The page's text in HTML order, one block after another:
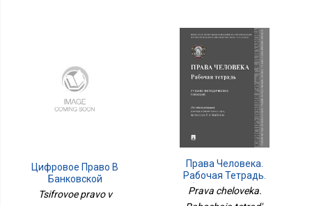
Цифровое Право В
Банковской
Деятельности:
Сравнительно-Правовой
Tsifrovoe pravo v
Права Человека.
Рабочая Тетрадь.
Учебно-Методич. Пос.-
Prava cheloveka.